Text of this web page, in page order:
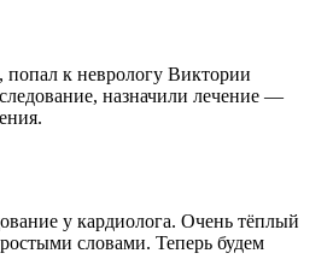
к неврологу Виктории
назначили лечение —
у кардиолога. Очень тёплый
словами. Теперь будем